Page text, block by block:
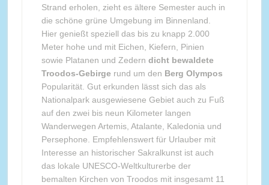
Strand erholen, zieht es ältere Semester auch in
die schöne grüne Umgebung im Binnenland.
Hier genießt speziell das bis zu knapp 2.000
Meter hohe und mit Eichen, Kiefern, Pinien
sowie Platanen und Zedern dicht bewaldete
Troodos-Gebirge rund um den Berg Olympos
Popularität. Gut erkunden lässt sich das als
Nationalpark ausgewiesene Gebiet auch zu Fuß
auf den zwei bis neun Kilometer langen
Wanderwegen Artemis, Atalante, Kaledonia und
Persephone. Empfehlenswert für Urlauber mit
Interesse an historischer Sakralkunst ist auch
das lokale UNESCO-Weltkulturerbe der
bemalten Kirchen von Troodos mit insgesamt 11